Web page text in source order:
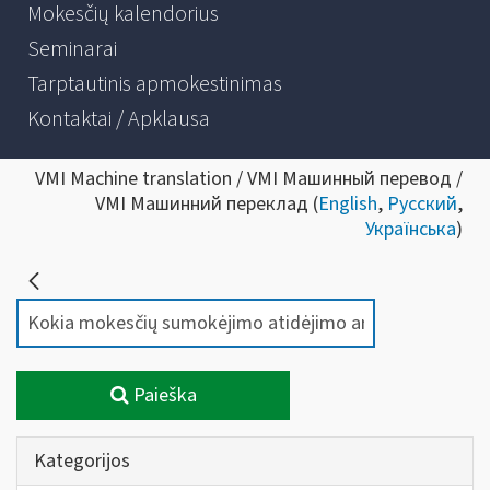
Mokesčių kalendorius
Seminarai
Tarptautinis apmokestinimas
Kontaktai / Apklausa
VMI Machine translation / VMI Машинный перевод /
VMI Машинний переклад (English, Русский,
Українська)
Paieška
Kategorijos